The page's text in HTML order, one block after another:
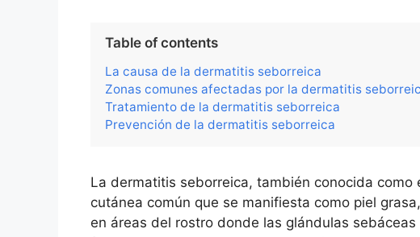
Table of contents
La causa de la dermatitis seborreica
Zonas comunes afectadas por la dermatitis
Tratamiento de la dermatitis seborreica
Prevención de la dermatitis seborreica
La dermatitis seborreica, también conocida como
cutánea común que se manifiesta como piel
en áreas del rostro donde las glándulas